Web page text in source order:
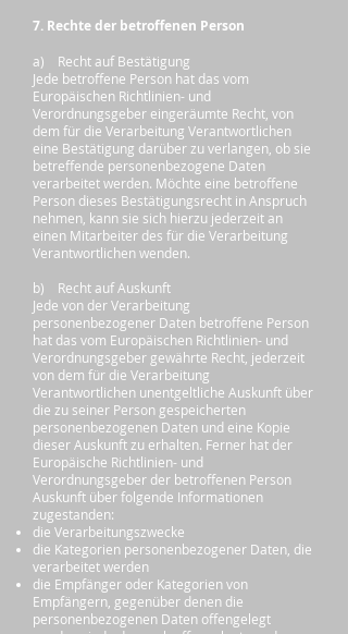
7. Rechte der betroffenen Person
a) Recht auf Bestätigung
Jede betroffene Person hat das vom
Europäischen Richtlinien- und
Verordnungsgeber eingeräumte Recht, von
dem für die Verarbeitung Verantwortlichen
eine Bestätigung darüber zu verlangen, ob sie
betreffende personenbezogene Daten
verarbeitet werden. Möchte eine betroffene
Person dieses Bestätigungsrecht in Anspruch
nehmen, kann sie sich hierzu jederzeit an
einen Mitarbeiter des für die Verarbeitung
Verantwortlichen wenden.
b) Recht auf Auskunft
Jede von der Verarbeitung
personenbezogener Daten betroffene Person
hat das vom Europäischen Richtlinien- und
Verordnungsgeber gewährte Recht, jederzeit
von dem für die Verarbeitung
Verantwortlichen unentgeltliche Auskunft über
die zu seiner Person gespeicherten
personenbezogenen Daten und eine Kopie
dieser Auskunft zu erhalten. Ferner hat der
Europäische Richtlinien- und
Verordnungsgeber der betroffenen Person
Auskunft über folgende Informationen
zugestanden:
die Verarbeitungszwecke
die Kategorien personenbezogener Daten, die
verarbeitet werden
die Empfänger oder Kategorien von
Empfängern, gegenüber denen die
personenbezogenen Daten offengelegt